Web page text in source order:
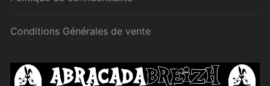
Conditions Générales de vente